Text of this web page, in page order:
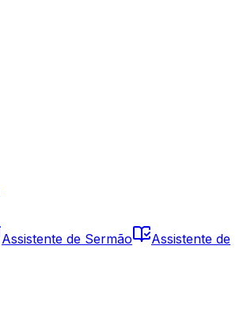
Assistente de Sermão
Assistente de